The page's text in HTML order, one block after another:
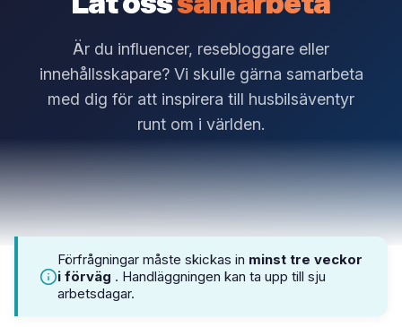
Är du influencer, resebloggare eller
innehållsskapare? Vi skulle gärna samarbeta
med dig för att inspirera till husbilsäventyr
runt om i världen.
Förfrågningar måste skickas in minst tre veckor
i förväg . Handläggningen kan ta upp till sju
arbetsdagar.